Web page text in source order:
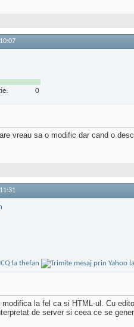
10:07
0
vreau sa o modific dar cand o
11:31
la fel ca si HTML-ul. Cu
de server si ceea ce se